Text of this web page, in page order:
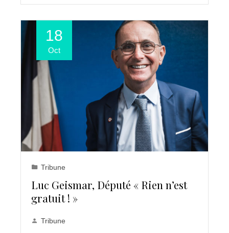
18
Oct
Tribune
Luc Geismar, Député « Rien n’est
gratuit ! »
Tribune